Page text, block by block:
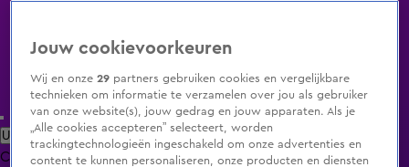
Uitzending Gemist Populaire programma's Zenders Genres
ClipsFilmsRadioSmart TV inlogShop
Jouw cookievoorkeuren
Wij en onze29 partners gebruiken cookies en vergelijkbare
technieken om informatie te verzamelen over jou als gebruiker
van onze website(s), jouw gedrag en jouw apparaten. Als je
„Alle cookies accepteren” selecteert, worden
trackingtechnologieën ingeschakeld om onze advertenties en
content te kunnen personaliseren, onze producten en diensten